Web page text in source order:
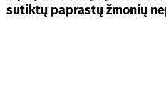
su­tik­tų pa­pras­tų žmo­nių